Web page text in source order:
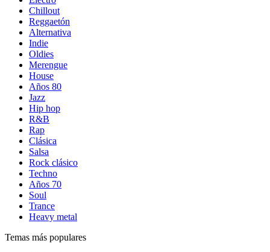
Chillout
Reggaetón
Alternativa
Indie
Oldies
Merengue
House
Años 80
Jazz
Hip hop
R&B
Rap
Clásica
Salsa
Rock clásico
Techno
Años 70
Soul
Trance
Heavy metal
Temas más populares